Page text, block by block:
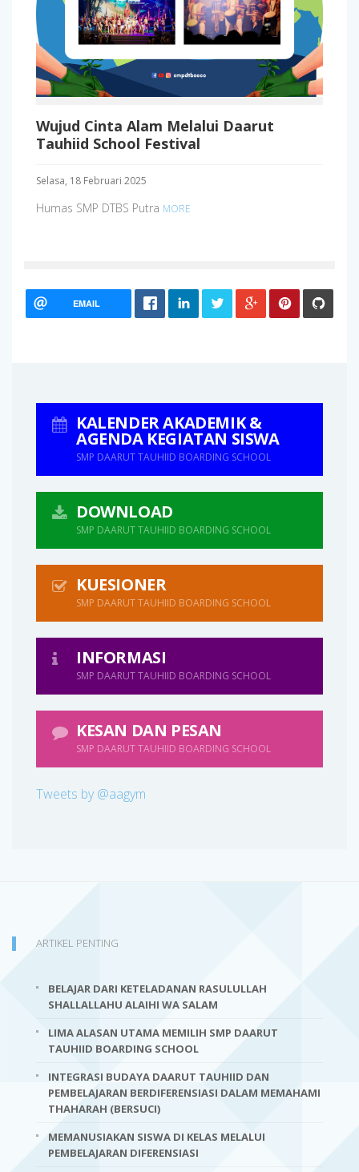
Wujud Cinta Alam Melalui Daarut
Tauhiid School Festival
Selasa, 18 Februari 2025
Humas SMP DTBS Putra MORE
EMAIL
KALENDER AKADEMIK &
AGENDA KEGIATAN SISWA
SMP DAARUT TAUHIID BOARDING SCHOOL
DOWNLOAD
SMP DAARUT TAUHIID BOARDING SCHOOL
KUESIONER
SMP DAARUT TAUHIID BOARDING SCHOOL
INFORMASI
SMP DAARUT TAUHIID BOARDING SCHOOL
KESAN DAN PESAN
SMP DAARUT TAUHIID BOARDING SCHOOL
Tweets by @aagym
ARTIKEL PENTING
BELAJAR DARI KETELADANAN RASULULLAH
SHALLALLAHU ALAIHI WA SALAM
LIMA ALASAN UTAMA MEMILIH SMP DAARUT
TAUHIID BOARDING SCHOOL
INTEGRASI BUDAYA DAARUT TAUHIID DAN
PEMBELAJARAN BERDIFERENSIASI DALAM MEMAHAMI
THAHARAH (BERSUCI)
MEMANUSIAKAN SISWA DI KELAS MELALUI
PEMBELAJARAN DIFERENSIASI